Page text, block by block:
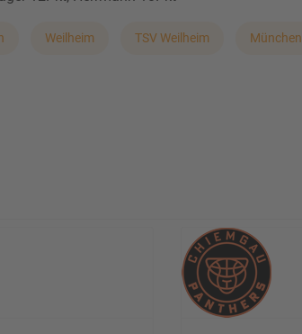
Weilheim TSV Weilheim München
bezwingt MTV 1879 München klar mit 84:55